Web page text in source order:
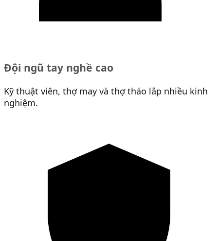
Đội ngũ tay nghề cao
Kỹ thuật viên, thợ may và thợ tháo lắp nhiều kinh
nghiệm.